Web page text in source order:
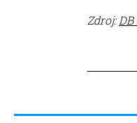
Zdroj: